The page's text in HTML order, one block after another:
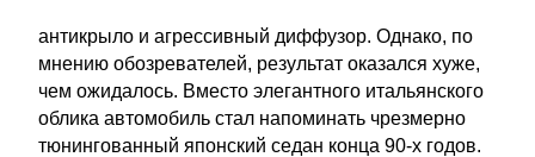
антикрыло и агрессивный диффузор. Однако, по
мнению обозревателей, результат оказался хуже,
чем ожидалось. Вместо элегантного итальянского
облика автомобиль стал напоминать чрезмерно
тюнингованный японский седан конца 90-х годов.